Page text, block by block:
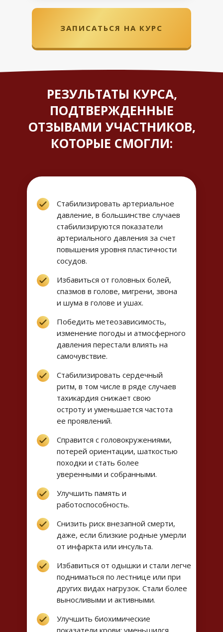
ЗАПИСАТЬСЯ НА КУРС
РЕЗУЛЬТАТЫ КУРСА,
ПОДТВЕРЖДЕННЫЕ
ОТЗЫВАМИ УЧАСТНИКОВ,
КОТОРЫЕ СМОГЛИ:
Стабилизировать сердечный
ритм, в том числе в ряде случаев
тахикардия снижает свою
остроту и уменьшается частота
ее проявлений.
Справится с головокружениями,
потерей ориентации, шаткостью
походки и стать более
уверенными и собранными.
Избавиться от головных болей,
спазмов в голове, мигрени, звона
и шума в голове и ушах.
Снизить риск внезапной смерти,
даже, если близкие родные умерли
от инфаркта или инсульта.
Улучшить биохимические
показатели крови: уменьшился
Стабилизировать артериальное
давление, в большинстве случаев
стабилизируются показатели
артериального давления за счет
повышения уровня пластичности
сосудов.
Победить метеозависимость,
изменение погоды и атмосферного
давления перестали влиять на
самочувствие.
Избавиться от одышки и стали легче
подниматься по лестнице или при
других видах нагрузок. Стали более
выносливыми и активными.
Улучшить память и
работоспособность.